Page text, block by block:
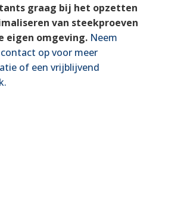
graag bij het opzetten
van steekproeven
eigen omgeving. Neem
op voor meer
of een vrijblijvend